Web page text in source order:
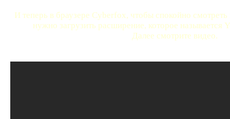
И теперь в браузере Cyberfox, чтобы спокойно
нужно загрузить расширение, которое
Далее смотрите видео.